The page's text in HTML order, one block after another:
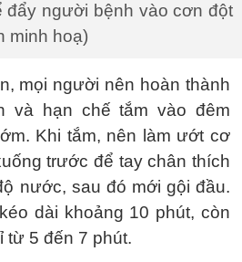
đẩy người bệnh vào cơn đột
minh hoạ)
mọi người nên hoàn thành
và hạn chế tắm vào đêm
Khi tắm, nên làm ướt cơ
trước để tay chân thích
nước, sau đó mới gội đầu.
dài khoảng 10 phút, còn
từ 5 đến 7 phút.